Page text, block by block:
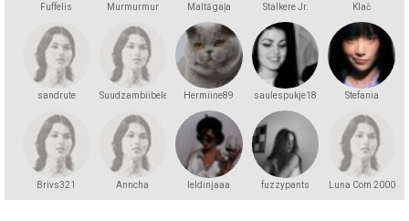
Fuffelis Murmurmur Maltā gaļa Stalkere Jr. Klač
sandrute Suudzambiibele Hermiine89 saulespukje18 Stefania
Brivs321 Anncha leldinjaaa fuzzypants Luna Com 2000